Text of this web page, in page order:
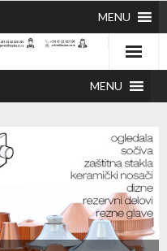
MENU
MENU